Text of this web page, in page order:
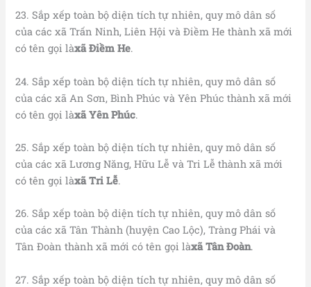
23. Sắp xếp toàn bộ diện tích tự nhiên, quy mô dân số
của các xã Trấn Ninh, Liên Hội và Điềm He thành xã mới
có tên gọi làxã Điềm He.
24. Sắp xếp toàn bộ diện tích tự nhiên, quy mô dân số
của các xã An Sơn, Bình Phúc và Yên Phúc thành xã mới
có tên gọi làxã Yên Phúc.
25. Sắp xếp toàn bộ diện tích tự nhiên, quy mô dân số
của các xã Lương Năng, Hữu Lễ và Tri Lễ thành xã mới
có tên gọi làxã Tri Lễ.
26. Sắp xếp toàn bộ diện tích tự nhiên, quy mô dân số
của các xã Tân Thành (huyện Cao Lộc), Tràng Phái và
Tân Đoàn thành xã mới có tên gọi làxã Tân Đoàn.
27. Sắp xếp toàn bộ diện tích tự nhiên, quy mô dân số